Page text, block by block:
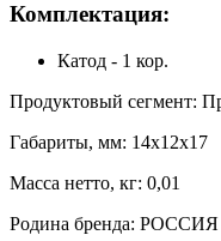
Комплектация:
Катод - 1 кор.
Продуктовый сегмент:
Габариты, мм: 14x12x17
Масса нетто, кг: 0,01
Родина бренда: РОССИЯ